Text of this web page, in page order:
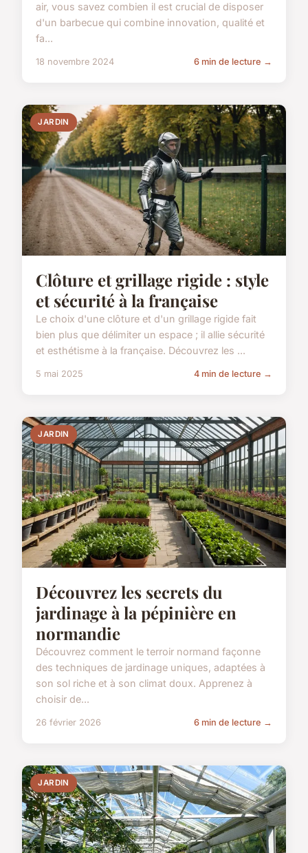
air, vous savez combien il est crucial de disposer
d'un barbecue qui combine innovation, qualité et
fa...
18 novembre 2024 6 min de lecture →
JARDIN
Clôture et grillage rigide : style
et sécurité à la française
Le choix d'une clôture et d'un grillage rigide fait
bien plus que délimiter un espace ; il allie sécurité
et esthétisme à la française. Découvrez les ...
5 mai 2025 4 min de lecture →
JARDIN
Découvrez les secrets du
jardinage à la pépinière en
normandie
Découvrez comment le terroir normand façonne
des techniques de jardinage uniques, adaptées à
son sol riche et à son climat doux. Apprenez à
choisir de...
26 février 2026 6 min de lecture →
JARDIN